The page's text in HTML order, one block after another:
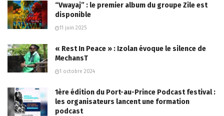
“Vwayaj” : le premier album du groupe Zile est
disponible
11 juin 2025
« Rest In Peace » : Izolan évoque le silence de
MechansT
1 octobre 2024
1ère édition du Port-au-Prince Podcast festival :
les organisateurs lancent une formation
podcast